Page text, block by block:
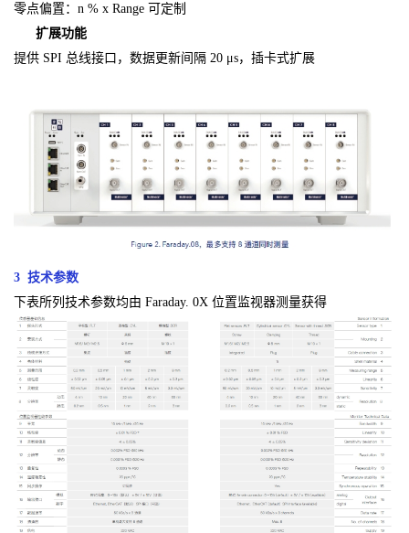
零点偏置：n % x Range 可定制
扩展功能
提供 SPI 总线接口，数据更新间隔 20 μs，插卡式扩展
3 技术参数
下表所列技术参数均由 Faraday. 0X 位置监视器测量获得